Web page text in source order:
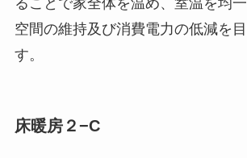
ることで家全体を温め、室温を均
空間の維持及び消費電力の低減を
す。
床暖房２−C